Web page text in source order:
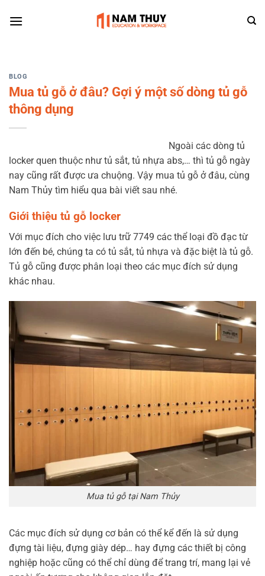
BLOG
Mua tủ gỗ ở đâu? Gợi ý một số dòng tủ gỗ
thông dụng
Ngoài các dòng tủ
locker quen thuộc như tủ sắt, tủ nhựa abs,… thì tủ gỗ ngày
nay cũng rất được ưa chuộng. Vậy mua tủ gỗ ở đâu, cùng
Nam Thủy tìm hiểu qua bài viết sau nhé.
Giới thiệu tủ gỗ locker
Với mục đích cho việc lưu trữ 7749 các thể loại đồ đạc từ
lớn đến bé, chúng ta có tủ sắt, tủ nhựa và đặc biệt là tủ gỗ.
Tủ gỗ cũng được phân loại theo các mục đích sử dụng
khác nhau.
Mua tủ gỗ tại Nam Thủy
Các mục đích sử dụng cơ bản có thể kể đến là sử dụng
đựng tài liệu, đựng giày dép… hay đựng các thiết bị công
nghiệp hoặc cũng có thể chỉ dùng để trang trí, mang lại vẻ